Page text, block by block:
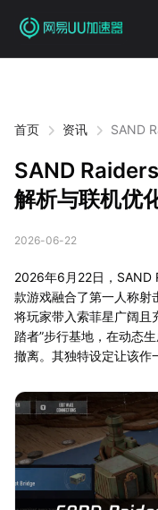
首页 资讯
SAND
SAND
解析与联机优
2026-06-22
2026年6月22日，SAND
款游戏融合了第一人称射
将玩家带入索菲星广阔且
踏者”步行基地，在动态
撤离。其独特设定让该作